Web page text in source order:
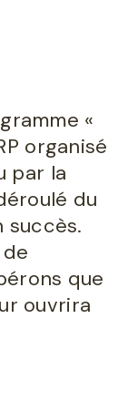
«
organisé
par la
du
succès.
que
ouvrira